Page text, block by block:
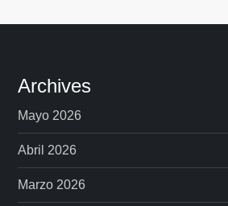
Archives
Mayo 2026
Abril 2026
Marzo 2026